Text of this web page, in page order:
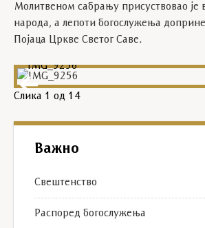
Молитвеном сабрању присуствовао је
народа, а лепоти богослужења
Појаца Цркве Светог Саве.
IMG_9256
Слика 1 од 14
Важно
Свештенство
Распоред богослужења